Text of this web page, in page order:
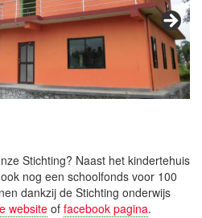
Stichting? Naast het kindertehuis
nog een schoolfonds voor 100
dankzij de Stichting onderwijs
website of facebook pagina.